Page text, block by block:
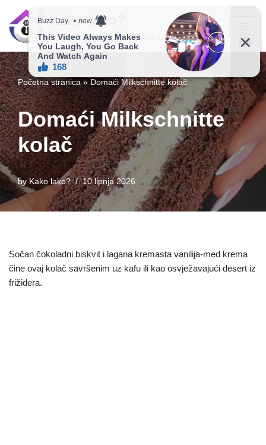
Skip
content
Kako lako?
Vaš vodič ka jednostavnijem životu!
Početna stranica» Domaći Milkschnitte kolač
Domaći Milkschnitte
kolač
by Kako lako? 10 lipnja 2026
Sočan čokoladni biskvit i lagana kremasta vanilija-med krema
čine ovaj kolač savršenim uz kafu ili kao osvježavajući desert iz
frižidera.